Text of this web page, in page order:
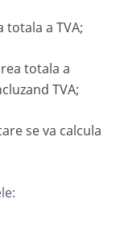
totala a TVA;
totala a
TVA;
se va calcula